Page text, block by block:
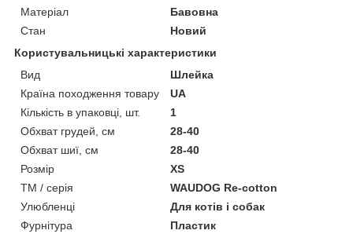
Матеріал
Бавовна
Стан
Новий
Користувальницькі характеристики
Вид
Шлейка
Країна походження товару
UA
Кількість в упаковці, шт.
1
Обхват грудей, см
28-40
Обхват шиї, см
28-40
Розмір
XS
ТМ / серія
WAUDOG Re-cotton
Улюбленці
Для котів і собак
Фурнітура
Пластик